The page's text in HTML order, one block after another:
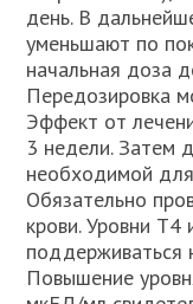
день. В
уменьшают по
начальная доза
Передозировка
Эффект от
3 недели. Затем
необходимой
Обязательно
крови. Уровни
поддерживаться
Повышение